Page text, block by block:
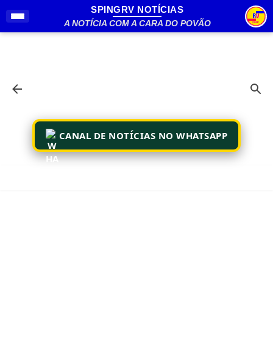
Pular para o conteúdo principal
SPINGRV NOTÍCIAS
A NOTÍCIA COM A CARA DO POVÃO
CANAL DE NOTÍCIAS NO WHATSAPP